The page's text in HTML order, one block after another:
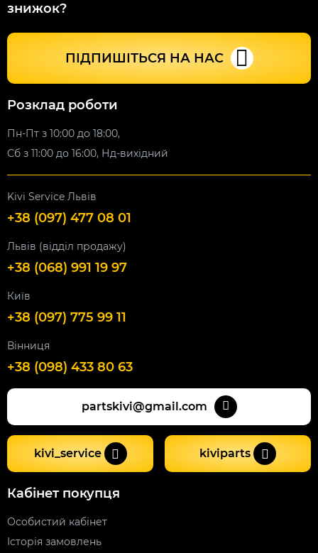
знижок?
ПІДПИШІТЬСЯ НА НАС
Розклад роботи
Пн-Пт з 10:00 до 18:00,
Сб з 11:00 до 16:00, Нд-вихідний
Kivi Service Львів
+38 (097) 477 08 01
Львів (відділ продажу)
+38 (068) 991 19 97
Київ
+38 (097) 775 99 11
Вінниця
+38 (098) 433 80 63
partskivi@gmail.com
kivi_service kiviparts
Кабінет покупця
Особистий кабінет
Історія замовлень